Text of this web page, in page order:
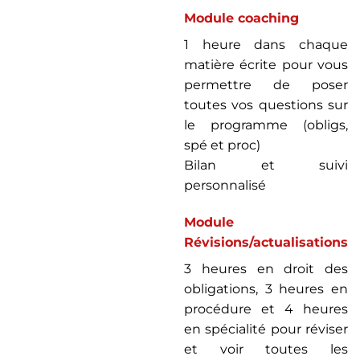
Module coaching
1 heure dans chaque
matière écrite pour vous
permettre de poser
toutes vos questions sur
le programme (obligs,
spé et proc)
Bilan et suivi
personnalisé
Module
Révisions/actualisations
3 heures en droit des
obligations, 3 heures en
procédure et 4 heures
en spécialité pour réviser
et voir toutes les